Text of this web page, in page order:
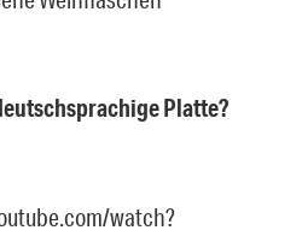
Platte?
watch?